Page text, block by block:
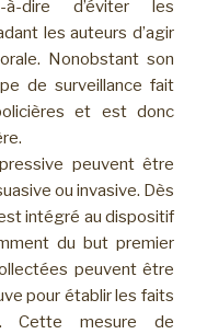
à-dire d’éviter les
les auteurs d’agir
Nonobstant son
de surveillance fait
et est donc
peuvent être
ou invasive. Dès
intégré au dispositif
du but premier
peuvent être
pour établir les faits
. Cette mesure de